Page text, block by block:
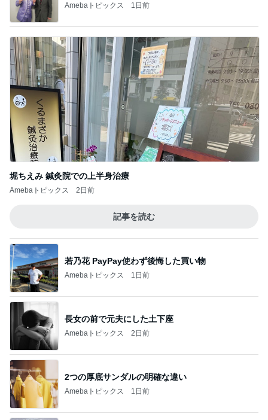
Amebaトピックス 1日前
堀ちえみ 鍼灸院での上半身治療
Amebaトピックス 2日前
記事を読む
若乃花 PayPay使わず後悔した買い物
Amebaトピックス 1日前
長女の前で元夫にした土下座
Amebaトピックス 2日前
2つの厚底サンダルの明確な違い
Amebaトピックス 1日前